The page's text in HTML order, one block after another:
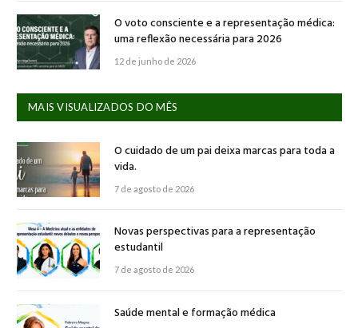
O voto consciente e a representação médica:
uma reflexão necessária para 2026
12 de junho de 2026
MAIS VISUALIZADOS DO MÊS
O cuidado de um pai deixa marcas para toda a
vida.
7 de agosto de 2026
Novas perspectivas para a representação
estudantil
7 de agosto de 2026
Saúde mental e formação médica